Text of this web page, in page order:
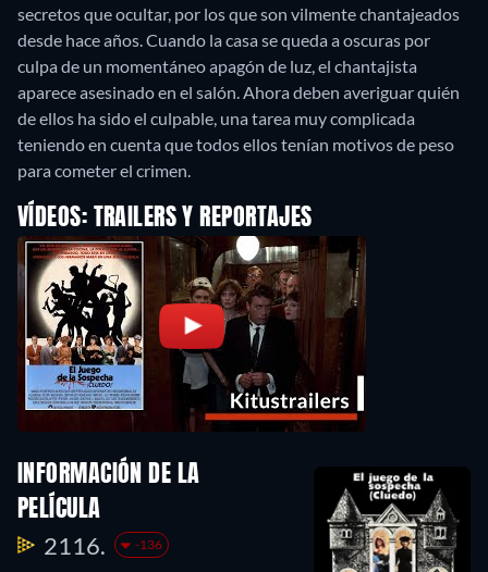
secretos que ocultar, por los que son vilmente chantajeados
desde hace años. Cuando la casa se queda a oscuras por
culpa de un momentáneo apagón de luz, el chantajista
aparece asesinado en el salón. Ahora deben averiguar quién
de ellos ha sido el culpable, una tarea muy complicada
teniendo en cuenta que todos ellos tenían motivos de peso
para cometer el crimen.
VÍDEOS: TRAILERS Y REPORTAJES
INFORMACIÓN DE LA
PELÍCULA
2116. -136